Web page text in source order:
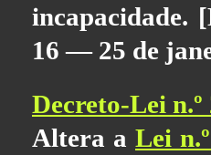
incapacidade.
16 — 25 de
Decreto-Lei
Altera a Lei